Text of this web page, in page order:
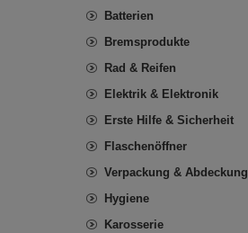
Batterien
Bremsprodukte
Rad & Reifen
Elektrik & Elektronik
Erste Hilfe & Sicherheit
Flaschenöffner
Verpackung & Abdeckung
Hygiene
Karosserie